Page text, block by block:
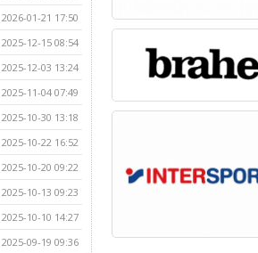
2026-01-21 17:50
2025-12-15 08:54
2025-12-03 13:24
2025-11-04 07:49
2025-10-30 13:18
2025-10-22 16:52
2025-10-20 09:22
2025-10-13 09:23
2025-10-10 14:27
2025-09-19 09:36